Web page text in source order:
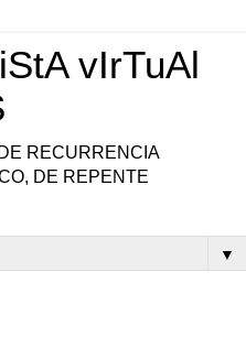
vIrTuAl
RECURRENCIA
DE REPENTE
▼